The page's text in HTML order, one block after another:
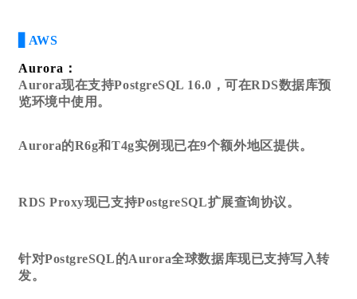
▋AWS
Aurora：
Aurora现在支持PostgreSQL 16.0，可在RDS数据库预
览环境中使用。
Aurora的R6g和T4g实例现已在9个额外地区提供。
RDS Proxy现已支持PostgreSQL扩展查询协议。
针对PostgreSQL的Aurora全球数据库现已支持写入转
发。